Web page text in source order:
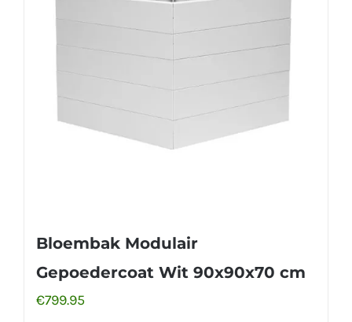
Bloembak Modulair
Gepoedercoat Wit 90x90x70 cm
€799.95